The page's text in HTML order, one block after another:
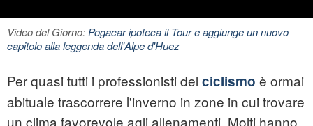
Video del Giorno:Pogacar ipoteca il Tour e aggiunge un nuovo
capitolo alla leggenda dell'Alpe d'Huez
Per quasi tutti i professionisti del ciclismo è ormai
abituale trascorrere l'inverno in zone in cui trovare
un clima favorevole agli allenamenti. Molti hanno